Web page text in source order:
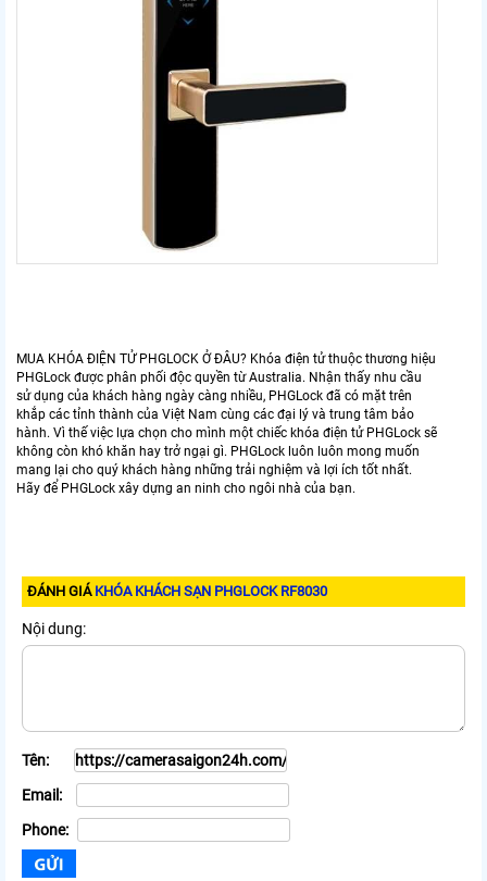
MUA KHÓA ĐIỆN TỬ PHGLOCK Ở ĐÂU? Khóa điện tử thuộc thương hiệu
PHGLock được phân phối độc quyền từ Australia. Nhận thấy nhu cầu
sử dụng của khách hàng ngày càng nhiều, PHGLock đã có mặt trên
khắp các tỉnh thành của Việt Nam cùng các đại lý và trung tâm bảo
hành. Vì thế việc lựa chọn cho mình một chiếc khóa điện tử PHGLock sẽ
không còn khó khăn hay trở ngại gì. PHGLock luôn luôn mong muốn
mang lại cho quý khách hàng những trải nghiệm và lợi ích tốt nhất.
Hãy để PHGLock xây dựng an ninh cho ngôi nhà của bạn.
ĐÁNH GIÁ KHÓA KHÁCH SẠN PHGLOCK RF8030
Nội dung:
Tên:
Email:
Phone: